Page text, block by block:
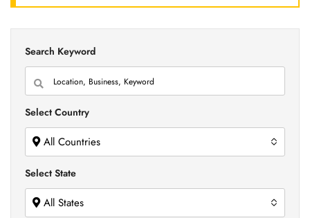
Search Keyword
Select Country
All Countries
Select State
All States